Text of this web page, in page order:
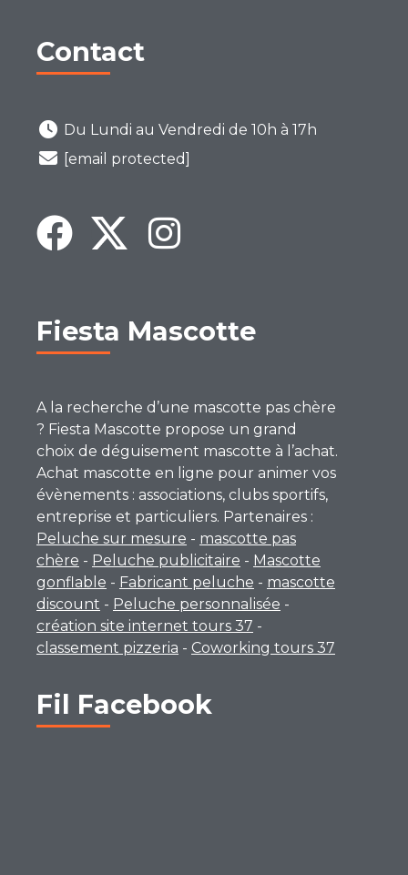
Contact
Du Lundi au Vendredi de 10h à 17h
[email protected]
Fiesta Mascotte
A la recherche d’une mascotte pas chère
? Fiesta Mascotte propose un grand
choix de déguisement mascotte à l’achat.
Achat mascotte en ligne pour animer vos
évènements : associations, clubs sportifs,
entreprise et particuliers. Partenaires :
Peluche sur mesure - mascotte pas
chère - Peluche publicitaire - Mascotte
gonflable - Fabricant peluche - mascotte
discount - Peluche personnalisée -
création site internet tours 37 -
classement pizzeria - Coworking tours 37
Fil Facebook